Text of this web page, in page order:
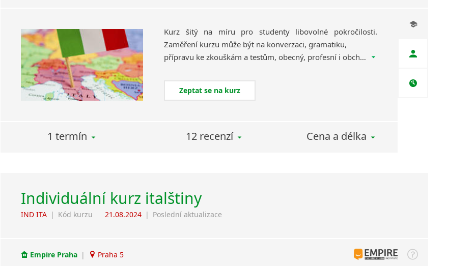
Kurz šitý na míru pro studenty libovolné pokročilosti.
Zaměření kurzu může být na konverzaci, gramatiku,
přípravu ke zkouškám a testům, obecný, profesní i obchodní jazyk – podle potřeb studenta.
Zeptat se na kurz
1 termín 12 recenzí Cena a délka
Individuální kurz italštiny
IND ITA | Kód kurzu 21.08.2024 | Poslední aktualizace
Empire Praha | Praha 5